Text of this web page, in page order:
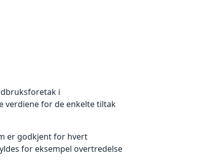
i
verdiene for de enkelte tiltak
er godkjent for hvert
for eksempel overtredelse